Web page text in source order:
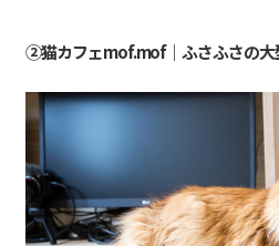
②猫カフェmof.mof｜ふさふさの大